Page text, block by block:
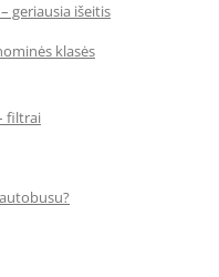
geriausia išeitis
klasės
filtrai